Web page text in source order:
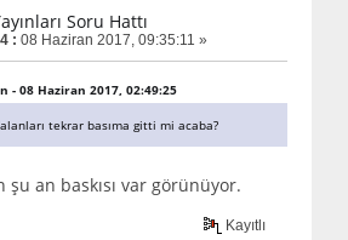
Soru Hattı
: 08 Haziran 2017, 09:35:11 »
- 08 Haziran 2017, 02:49:25
tekrar basıma gitti mi acaba?
şu an baskısı var görünüyor.
Kayıtlı